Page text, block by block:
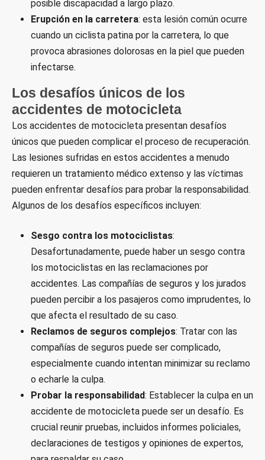
posible discapacidad a largo plazo.
Erupción en la carretera: esta lesión común ocurre
cuando un ciclista patina por la carretera, lo que
provoca abrasiones dolorosas en la piel que pueden
infectarse.
Los desafíos únicos de los
accidentes de motocicleta
Los accidentes de motocicleta presentan desafíos
únicos que pueden complicar el proceso de recuperación.
Las lesiones sufridas en estos accidentes a menudo
requieren un tratamiento médico extenso y las víctimas
pueden enfrentar desafíos para probar la responsabilidad.
Algunos de los desafíos específicos incluyen:
Sesgo contra los motociclistas:
Desafortunadamente, puede haber un sesgo contra
los motociclistas en las reclamaciones por
accidentes. Las compañías de seguros y los jurados
pueden percibir a los pasajeros como imprudentes, lo
que afecta el resultado de su caso.
Reclamos de seguros complejos: Tratar con las
compañías de seguros puede ser complicado,
especialmente cuando intentan minimizar su reclamo
o echarle la culpa.
Probar la responsabilidad: Establecer la culpa en un
accidente de motocicleta puede ser un desafío. Es
crucial reunir pruebas, incluidos informes policiales,
declaraciones de testigos y opiniones de expertos,